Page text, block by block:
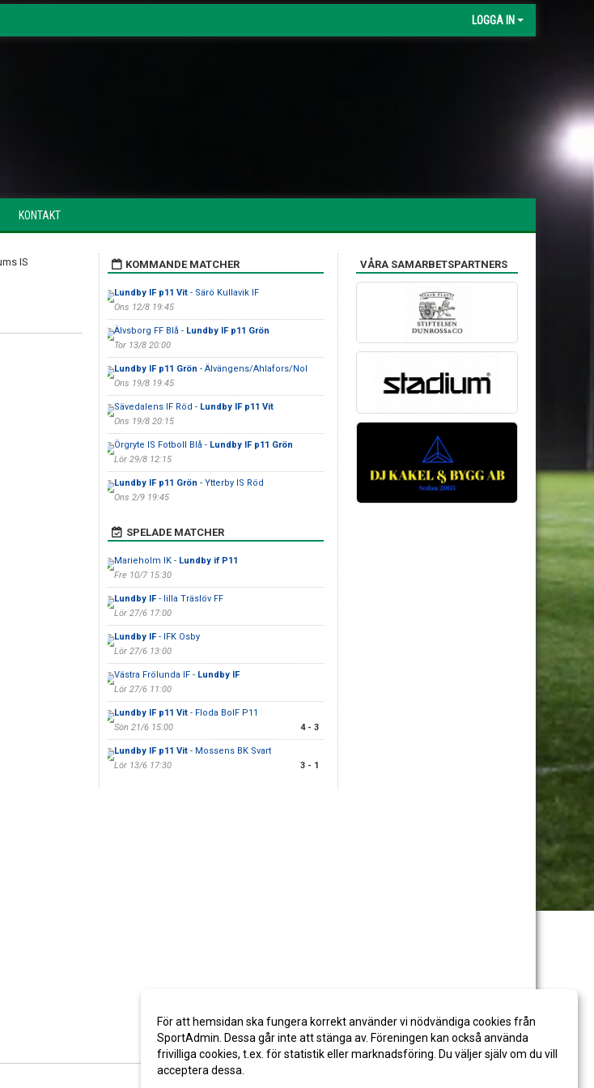
LOGGA IN
KONTAKT
KOMMANDE MATCHER
Lundby IF p11 Vit- Särö Kullavik IF
Ons 12/8 19:45
Älvsborg FF Blå - Lundby IF p11 Grön
Tor 13/8 20:00
Lundby IF p11 Grön - Älvängens/Ahlafors/Nol
Ons 19/8 19:45
Sävedalens IF Röd - Lundby IF p11 Vit
Ons 19/8 20:15
Örgryte IS Fotboll Blå - Lundby IF p11 Grön
Lör 29/8 12:15
Lundby IF p11 Grön - Ytterby IS Röd
Ons 2/9 19:45
SPELADE MATCHER
Marieholm IK - Lundby if P11
Fre 10/7 15:30
Lundby IF- lilla Träslöv FF
Lör 27/6 17:00
Lundby IF- IFK Osby
Lör 27/6 13:00
Västra Frölunda IF - Lundby IF
Lör 27/6 11:00
Lundby IF p11 Vit- Floda BoIF P11
Sön 21/6 15:00
4 - 3
Lundby IF p11 Vit- Mossens BK Svart
Lör 13/6 17:30
3 - 1
VÅRA SAMARBETSPARTNERS
För att hemsidan ska fungera korrekt använder vi nödvändiga cookies från
SportAdmin. Dessa går inte att stänga av. Föreningen kan också använda
frivilliga cookies, t.ex. för statistik eller marknadsföring. Du väljer själv om du vill
acceptera dessa.